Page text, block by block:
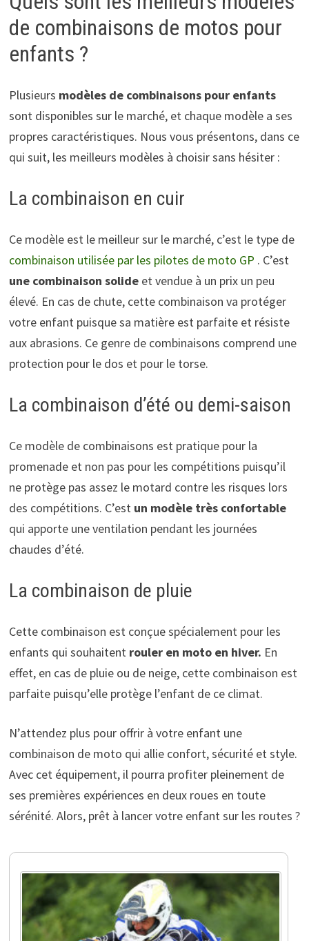
de combinaisons de motos pour
enfants ?
Plusieurs modèles de combinaisons pour enfants
sont disponibles sur le marché, et chaque modèle a ses
propres caractéristiques. Nous vous présentons, dans ce
qui suit, les meilleurs modèles à choisir sans hésiter :
La combinaison en cuir
Ce modèle est le meilleur sur le marché, c’est le type de
combinaison utilisée par les pilotes de moto GP . C’est
une combinaison solideet vendue à un prix un peu
élevé. En cas de chute, cette combinaison va protéger
votre enfant puisque sa matière est parfaite et résiste
aux abrasions. Ce genre de combinaisons comprend une
protection pour le dos et pour le torse.
La combinaison d’été ou demi-saison
Ce modèle de combinaisons est pratique pour la
promenade et non pas pour les compétitions puisqu’il
ne protège pas assez le motard contre les risques lors
des compétitions. C’est un modèle très confortable
qui apporte une ventilation pendant les journées
chaudes d’été.
La combinaison de pluie
Cette combinaison est conçue spécialement pour les
enfants qui souhaitent rouler en moto en hiver. En
effet, en cas de pluie ou de neige, cette combinaison est
parfaite puisqu’elle protège l’enfant de ce climat.
N’attendez plus pour offrir à votre enfant une
combinaison de moto qui allie confort, sécurité et style.
Avec cet équipement, il pourra profiter pleinement de
ses premières expériences en deux roues en toute
sérénité. Alors, prêt à lancer votre enfant sur les routes ?